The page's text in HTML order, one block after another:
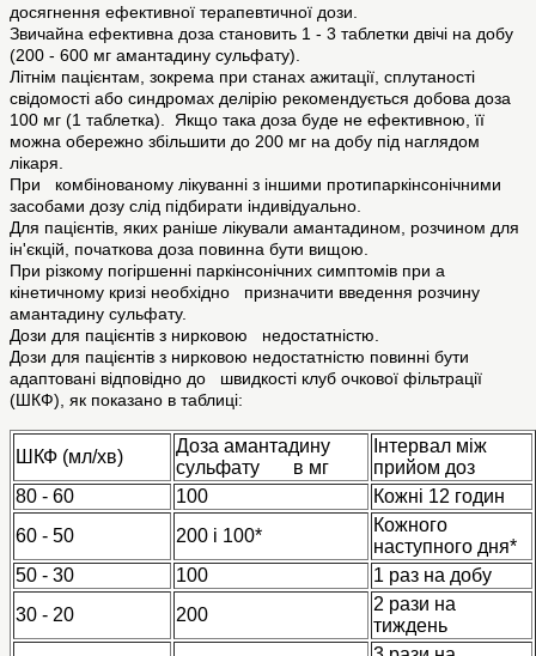
досягнення ефективної терапевтичної дози.
Звичайна ефективна доза становить 1 - 3 таблетки двічі на добу
(200 - 600 мг амантадину сульфату).
Літнім пацієнтам, зокрема при станах ажитації, сплутаності
свідомості або синдромах делірію рекомендується добова доза
100 мг (1 таблетка). Якщо така доза буде не ефективною, її
можна обережно збільшити до 200 мг на добу під наглядом
лікаря.
При комбінованому лікуванні з іншими протипаркінсонічними
засобами дозу слід підбирати індивідуально.
Для пацієнтів, яких раніше лікували амантадином, розчином для
ін'єкцій, початкова доза повинна бути вищою.
При різкому погіршенні паркінсонічних симптомів при а
кінетичному кризі необхідно призначити введення розчину
амантадину сульфату.
Дози для пацієнтів з нирковою недостатністю.
Дози для пацієнтів з нирковою недостатністю повинні бути
адаптовані відповідно до швидкості клуб очкової фільтрації
(ШКФ), як показано в таблиці:
ШКФ (мл/хв)
Доза амантадину
сульфату в мг
Інтервал між
прийом доз
80 - 60
100
Кожні 12 годин
60 - 50
200 і 100*
Кожного
наступного дня*
50 - 30
100
1 раз на добу
30 - 20
200
2 рази на
тиждень